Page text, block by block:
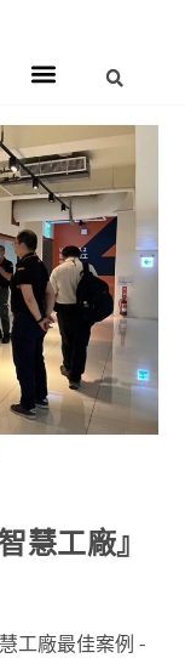
慧工廠』
工廠最佳案例 -